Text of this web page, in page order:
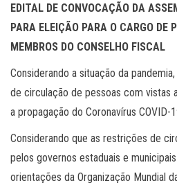
EDITAL DE CONVOCAÇÃO DA
PARA ELEIÇÃO PARA O CARGO DE
MEMBROS DO CONSELHO FISCAL
Considerando a situação da
de circulação de pessoas com vistas
a propagação do Coronavírus COVID-
Considerando que as restrições de
pelos governos estaduais e
orientações da Organização Mundial